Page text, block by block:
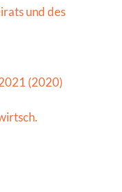
und des
(2020)